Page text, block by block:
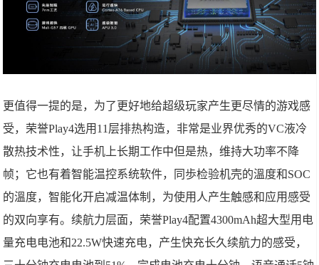
更值得一提的是，为了更好地给超级玩家产生更尽情的游戏感
受，荣誉Play4选用11层排热构造，非常是业界优秀的VC液冷
散热技术性，让手机上长期工作中但是热，维持大功率不降
帧；它也有着智能温控系统软件，同歩检验机壳的溫度和SOC
的溫度，智能化开启减温体制，为使用人产生触感和应用感受
的双向享有。续航力层面，荣誉Play4配置4300mAh超大型用电
量充电电池和22.5W快速充电，产生快充长久续航力的感受，